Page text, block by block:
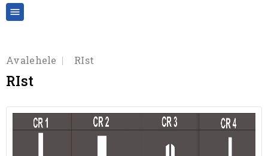

Avalehele RIst
RIst